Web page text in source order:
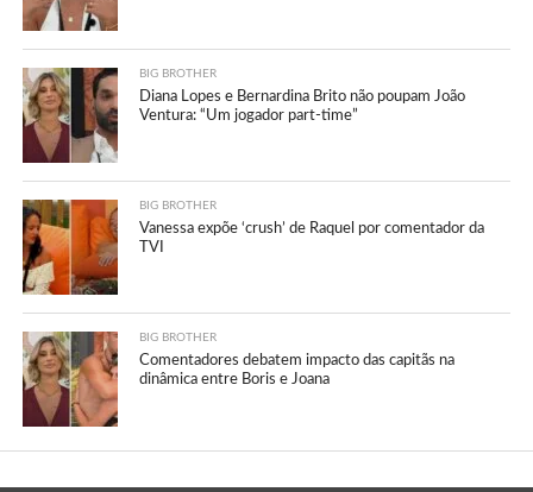
BIG BROTHER
Diana Lopes e Bernardina Brito não poupam João
Ventura: “Um jogador part-time”
BIG BROTHER
Vanessa expõe ‘crush’ de Raquel por comentador da
TVI
BIG BROTHER
Comentadores debatem impacto das capitãs na
dinâmica entre Boris e Joana